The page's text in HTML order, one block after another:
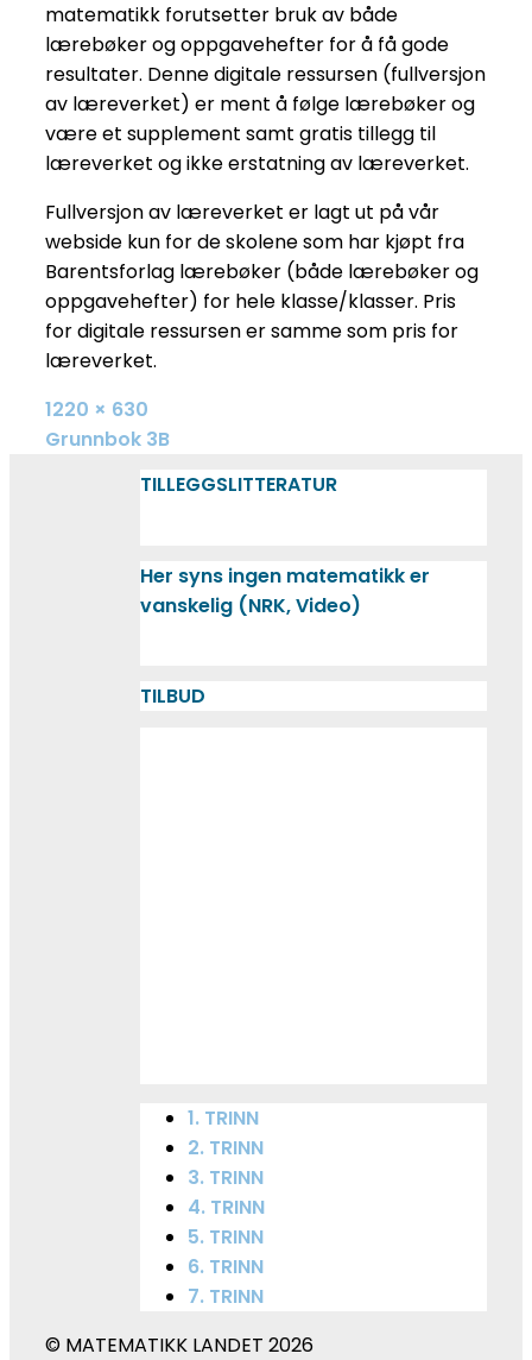
matematikk forutsetter bruk av både
lærebøker og oppgavehefter for å få gode
resultater. Denne digitale ressursen (fullversjon
av læreverket) er ment å følge lærebøker og
være et supplement samt gratis tillegg til
læreverket og ikke erstatning av læreverket.
Fullversjon av læreverket er lagt ut på vår
webside kun for de skolene som har kjøpt fra
Barentsforlag lærebøker (både lærebøker og
oppgavehefter) for hele klasse/klasser. Pris
for digitale ressursen er samme som pris for
læreverket.
Full
size
1220 × 630
INNLEGGSNAVIGASJON
Grunnbok 3B
TILLEGGSLITTERATUR
Her syns ingen matematikk er
vanskelig (NRK, Video)
TILBUD
1. TRINN
2. TRINN
3. TRINN
4. TRINN
5. TRINN
6. TRINN
7. TRINN
© MATEMATIKK LANDET 2026